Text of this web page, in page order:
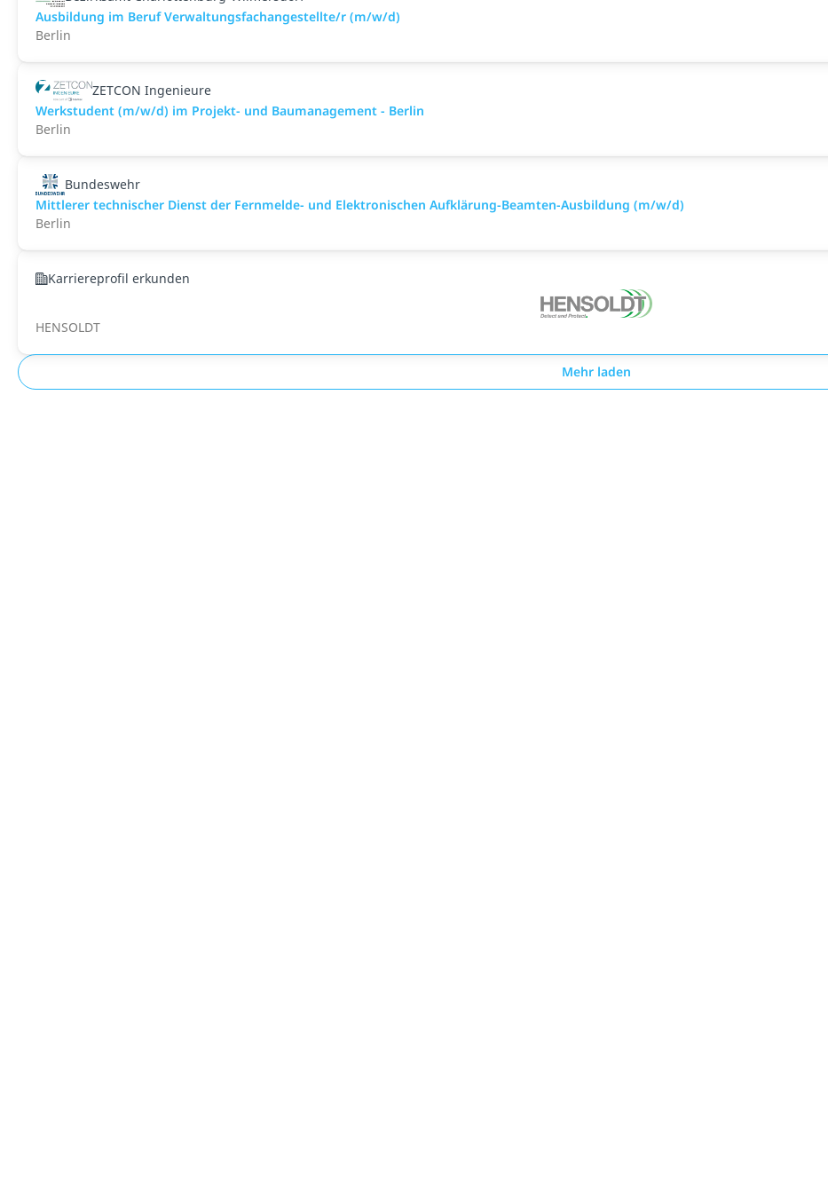
Ausbildung im Beruf Verwaltungsfachangestellte/r (m/w/d)
Berlin
ZETCON Ingenieure
Werkstudent (m/w/d) im Projekt- und Baumanagement - Berlin
Berlin
Bundeswehr
Mittlerer technischer Dienst der Fernmelde- und Elektronischen Aufklärung-Beamten-Ausbildung (m/w/d)
Berlin
Karriereprofil erkunden
HENSOLDT
Mehr laden